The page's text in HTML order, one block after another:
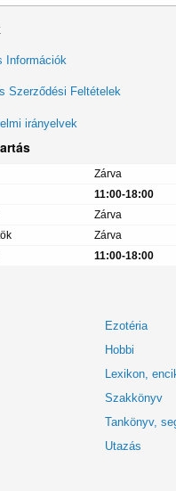
Információk
Szerződési Feltételek
irányelvek
Zárva
11:00-18:00
Zárva
Zárva
11:00-18:00
Ezotéria
Hobbi
Lexikon,
Szakkönyv
Tankönyv,
Utazás